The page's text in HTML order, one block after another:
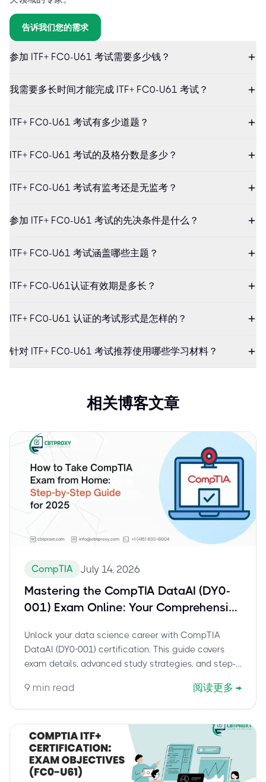
告诉我们您的需求
参加 ITF+ FC0-U61 考试需要多少钱？
我需要多长时间才能完成 ITF+ FC0-U61 考试？
ITF+ FC0-U61 考试有多少道题？
ITF+ FC0-U61 考试的及格分数是多少？
ITF+ FC0-U61 考试有监考还是无监考？
参加 ITF+ FC0-U61 考试的先决条件是什么？
ITF+ FC0-U61 考试涵盖哪些主题？
ITF+ FC0-U61认证有效期是多长？
ITF+ FC0-U61 认证的考试形式是怎样的？
针对 ITF+ FC0-U61 考试推荐使用哪些学习材料？
相关博客文章
CompTIA July 14, 2026
Mastering the CompTIA DataAI (DY0-
001) Exam Online: Your Comprehensive
Unlock your data science career with CompTIA
DataAI (DY0-001) certification. This guide covers
exam details, advanced study strategies, and step-
exam from home.
9 min read 阅读更多 →